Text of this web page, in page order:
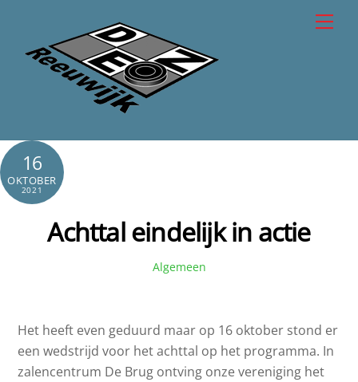
content
16
OKTOBER
2021
Achttal eindelijk in actie
Algemeen
Het heeft even geduurd maar op 16 oktober stond er
een wedstrijd voor het achttal op het programma. In
zalencentrum De Brug ontving onze vereniging het